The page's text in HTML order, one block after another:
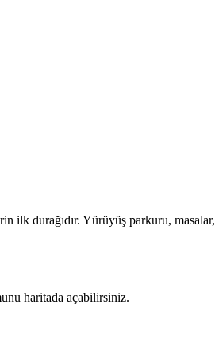
ilk durağıdır. Yürüyüş parkuru,
haritada açabilirsiniz.